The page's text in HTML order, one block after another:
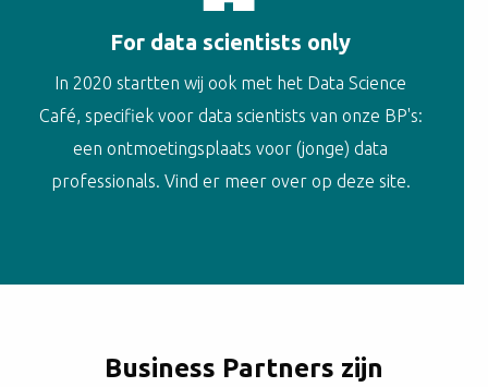
For data scientists only
In 2020 startten wij ook met het Data Science
Café, specifiek voor data scientists van onze BP's:
een ontmoetingsplaats voor (jonge) data
professionals. Vind er meer over op deze site.
Business Partners zijn